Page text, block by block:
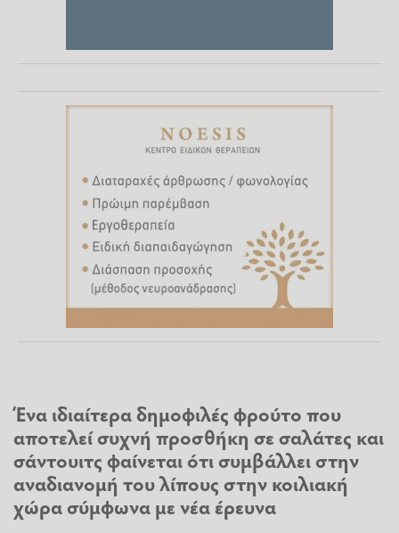
Ένα ιδιαίτερα δημοφιλές φρούτο που
αποτελεί συχνή προσθήκη σε σαλάτες και
σάντουιτς φαίνεται ότι συμβάλλει στην
αναδιανομή του λίπους στην κοιλιακή
χώρα σύμφωνα με νέα έρευνα